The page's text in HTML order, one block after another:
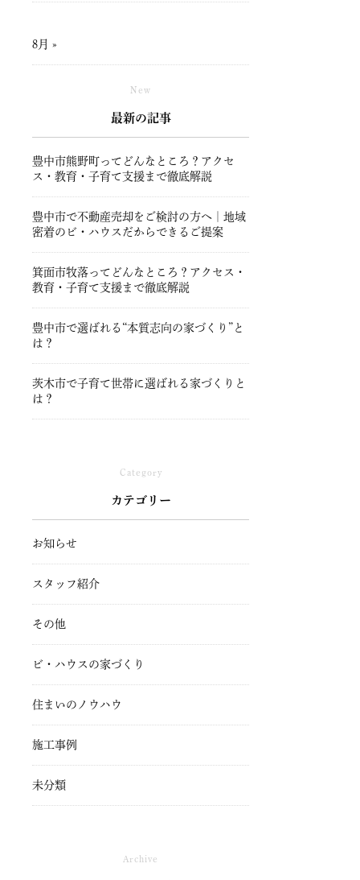
8月 »
New
最新の記事
豊中市熊野町ってどんなところ？アクセ
ス・教育・子育て支援まで徹底解説
豊中市で不動産売却をご検討の方へ｜地域
密着のビ・ハウスだからできるご提案
箕面市牧落ってどんなところ？アクセス・
教育・子育て支援まで徹底解説
豊中市で選ばれる“本質志向の家づくり”と
は？
茨木市で子育て世帯に選ばれる家づくりと
は？
Category
カテゴリー
お知らせ
スタッフ紹介
その他
ビ・ハウスの家づくり
住まいのノウハウ
施工事例
未分類
Archive